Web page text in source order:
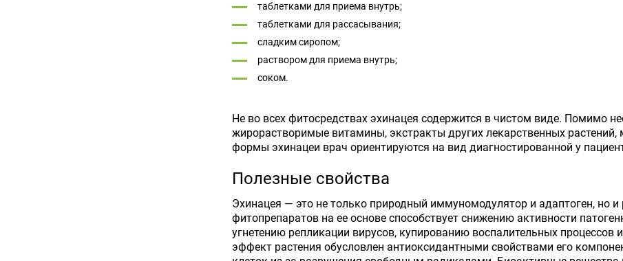
таблетками для приема внутрь;
таблетками для рассасывания;
сладким сиропом;
раствором для приема внутрь;
соком.
Не во всех фитосредствах эхинацея содержится в чистом виде. Помимо
жирорастворимые витамины, экстракты других лекарственных
формы эхинацеи врач ориентируются на вид диагностированной у
Полезные свойства
Эхинацея — это не только природный иммуномодулятор и адаптоген, но
фитопрепаратов на ее основе способствует снижению активности
угнетению репликации вирусов, купированию воспалительных
эффект растения обусловлен антиоксидантными свойствами его